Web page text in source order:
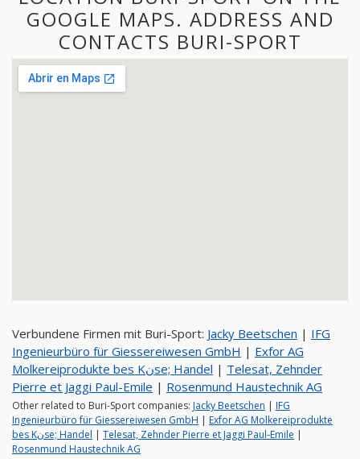
GOOGLE MAPS. ADDRESS AND
CONTACTS BURI-SPORT
Verbundene Firmen mit Buri-Sport: Jacky Beetschen | IFG
Ingenieurbüro für Giessereiwesen GmbH | Exfor AG
Molkereiprodukte bes Kنse; Handel | Telesat, Zehnder
Pierre et Jaggi Paul-Emile | Rosenmund Haustechnik AG
Other related to Buri-Sport companies: Jacky Beetschen | IFG
Ingenieurbüro für Giessereiwesen GmbH | Exfor AG Molkereiprodukte
bes Kنse; Handel | Telesat, Zehnder Pierre et Jaggi Paul-Emile |
Rosenmund Haustechnik AG